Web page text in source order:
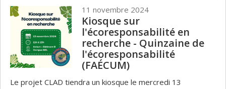
11 novembre 2024
Kiosque sur
l'écoresponsabilité en
recherche - Quinzaine de
l'écoresponsabilité
(FAÉCUM)
Le projet CLAD tiendra un kiosque le mercredi 13